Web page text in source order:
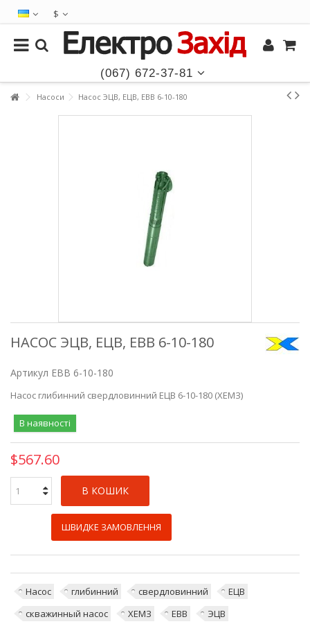
$
(067) 672-37-81
Насоси Насос ЭЦВ, ЕЦВ, ЕВВ 6-10-180
НАСОС ЭЦВ, ЕЦВ, ЕВВ 6-10-180
Артикул ЕВВ 6-10-180
Насос глибинний свердловинний ЕЦВ 6-10-180 (ХЕМЗ)
В наявності
$567.60
В КОШИК
ШВИДКЕ ЗАМОВЛЕННЯ
Насос глибинний свердловинний
ЕЦВ
скважинный насос
ХЕМЗ ЕВВ ЭЦВ